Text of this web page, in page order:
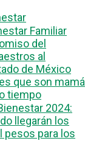
Familiar
del
al
de México
que son mamá
tiempo
2024:
llegarán los
pesos para los